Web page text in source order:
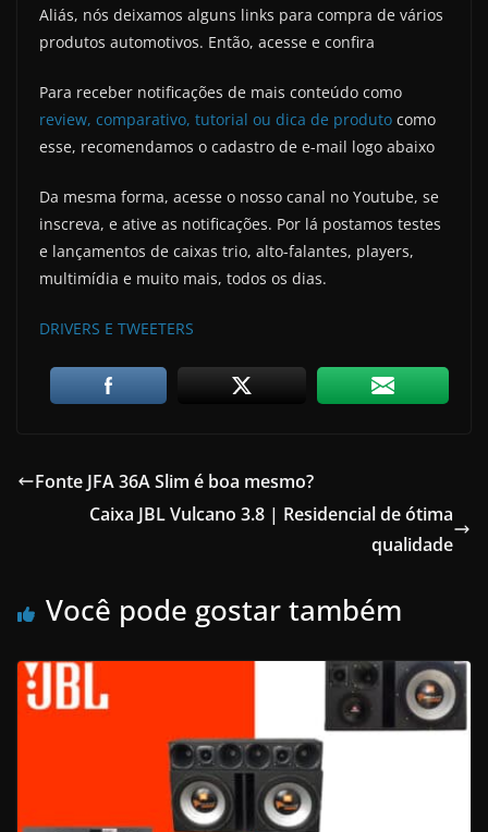
Aliás, nós deixamos alguns links para compra de vários
produtos automotivos. Então, acesse e confira
Para receber notificações de mais conteúdo como
review, comparativo, tutorial ou dica de produto como
esse, recomendamos o cadastro de e-mail logo abaixo
Da mesma forma, acesse o nosso canal no Youtube, se
inscreva, e ative as notificações. Por lá postamos testes
e lançamentos de caixas trio, alto-falantes, players,
multimídia e muito mais, todos os dias.
DRIVERS E TWEETERS
Fonte JFA 36A Slim é boa mesmo?
Caixa JBL Vulcano 3.8 | Residencial de ótima
qualidade
Você pode gostar também